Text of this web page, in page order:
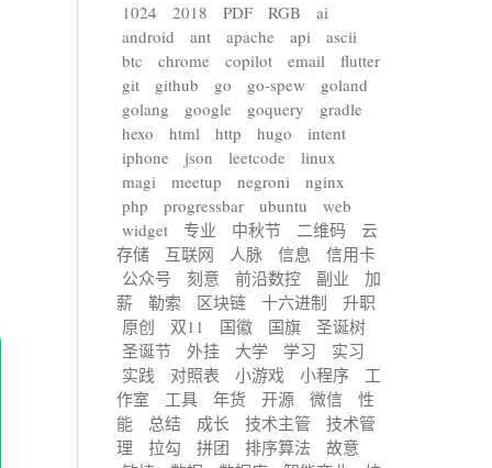
1024 2018 PDF RGB
ai
android
ant apache api
ascii
btc
chrome copilot email
flutter
git
github go go-spew
goland
golang
google goquery
gradle
hexo
html http hugo
intent
iphone
json leetcode
linux
magi
meetup negroni
nginx
php
progressbar ubuntu
web
widget
专业 中秋节 二维码
云
存储
互联网 人脉 信息
信用卡
公众号
刻意 前沿数控 副业
加
薪
勒索 区块链 十六进制
升职
原创
双11 国徽 国旗
圣诞树
圣诞节
外挂 大学 学习
实习
实践
对照表 小游戏 小程序
工
作室
工具 年货 开源 微信
性
能
总结 成长 技术主管
技术管
理
拉勾 拼团 排序算法
故意